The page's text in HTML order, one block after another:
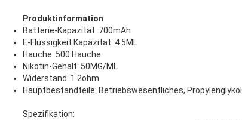
Produktinformation
Batterie-Kapazität: 700mAh
E-Flüssigkeit Kapazität: 4.5ML
Hauche: 500 Hauche
Nikotin-Gehalt: 50MG/ML
Widerstand: 1.2ohm
Hauptbestandteile: Betriebswesentliches,
Spezifikation: